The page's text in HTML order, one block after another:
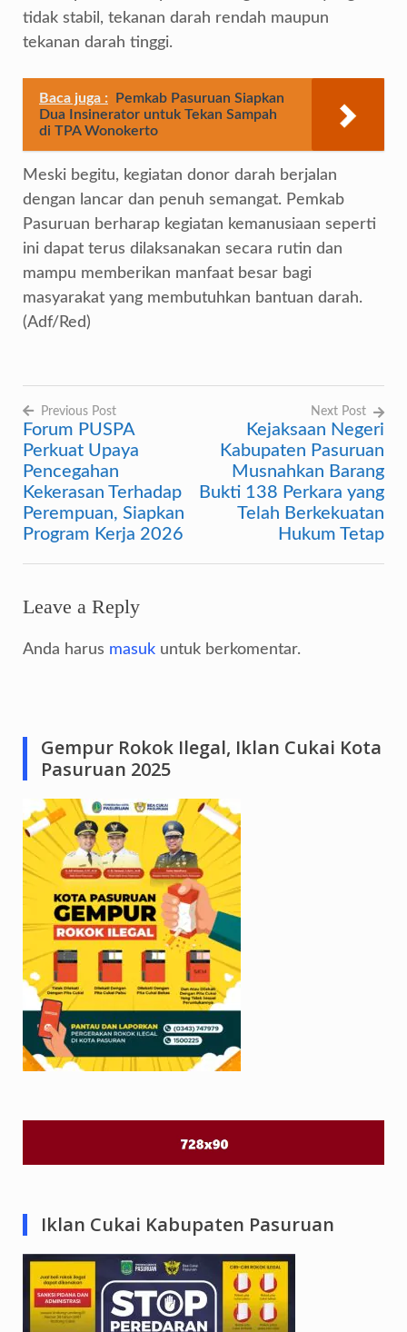
tidak stabil, tekanan darah rendah maupun
tekanan darah tinggi.
Baca juga :
Pemkab Pasuruan Siapkan
Dua Insinerator untuk Tekan Sampah
di TPA Wonokerto
Meski begitu, kegiatan donor darah berjalan
dengan lancar dan penuh semangat. Pemkab
Pasuruan berharap kegiatan kemanusiaan seperti
ini dapat terus dilaksanakan secara rutin dan
mampu memberikan manfaat besar bagi
masyarakat yang membutuhkan bantuan darah.
(Adf/Red)
Navigasi
pos
Previous Post
Forum PUSPA
Perkuat Upaya
Pencegahan
Kekerasan Terhadap
Perempuan, Siapkan
Program Kerja 2026
Next Post
Kejaksaan Negeri
Kabupaten Pasuruan
Musnahkan Barang
Bukti 138 Perkara yang
Telah Berkekuatan
Hukum Tetap
Leave a Reply
Anda harus masuk untuk berkomentar.
Gempur Rokok Ilegal, Iklan Cukai Kota
Pasuruan 2025
Iklan Cukai Kabupaten Pasuruan